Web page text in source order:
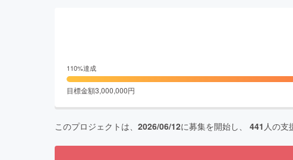
110%達成
目標金額3,000,000円
このプロジェクトは、 2026/06/12に募集を開始し、 441 人の支